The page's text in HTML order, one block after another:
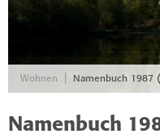
Wohnen Namenbuch 1987
Namenbuch